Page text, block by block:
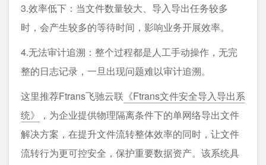
3.效率低下：当文件数量较大、导入导出任务较多
时，会产生较多的等待时间，影响业务开展效率。
4.无法审计追溯：整个过程都是人工手动操作，无完
整的日志记录，一旦出现问题难以审计追溯。
这里推荐Ftrans飞驰云联 《Ftrans文件安全导入导出系
统》
，为企业提供物理隔离条件下的单网络导出文件
解决方案，在提升文件流转整体效率的同时，让文件
流转行为更可控安全，保护重要数据资产。该系统具